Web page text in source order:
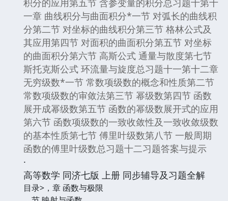
一章 曲线积分与曲面积分*一节 对弧长的曲线积
分第二节 对坐标的曲线积分第三节 格林公式及
其应用第四节 对面积的曲面积分第五节 对坐标
的曲面积分第六节 高斯公式 通量与散度第七节
斯托克斯公式 环流量与旋度总习题十一第十二章
无穷级数*一节 常数项级数的概念和性质第二节
常数项级数的审敛法第三节 幂级数第四节 函数
展开成幂级数第五节 函数的幂级数展开式的应用
第六节 函数项级数的一致收敛性及一致收敛级数
的基本性质第七节 傅里叶级数第八节 一般周期
函数的傅里叶级数总习题十二习题答案与提示
·
高等数学 同济七版 上册 同步辅导及习题全解
目录>，章 函数与极限